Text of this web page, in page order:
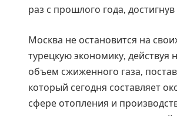
раз с прошлого года,
Москва не остановится на
турецкую экономику, действуя
объем сжиженного газа,
который сегодня составляет
сфере отопления и